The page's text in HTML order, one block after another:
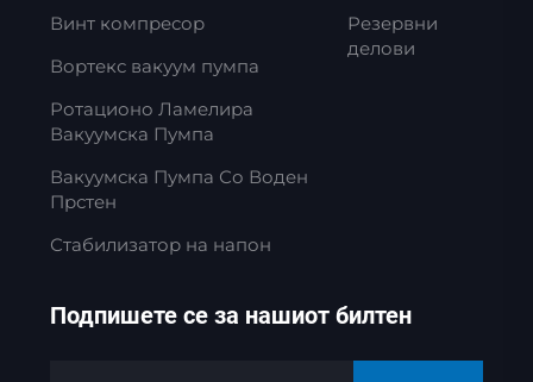
Винт компресор
Вортекс вакуум пумпа
Ротационо Ламелира
Вакуумска Пумпа
Вакуумска Пумпа Со Воден
Прстен
Стабилизатор на напон
Резервни
делови
Подпишете се за нашиот билтен